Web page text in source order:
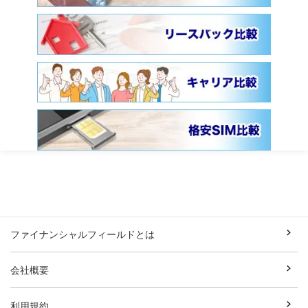
ファイナンシャルフィールドとは
会社概要
利用規約